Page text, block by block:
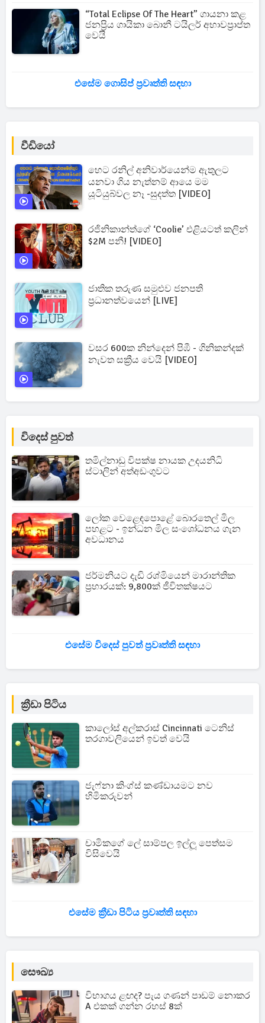
“Total Eclipse Of The Heart” ගායනා කළ
ජනප්‍රිය ගායිකා බොනී ටයිලර් අභාවප්‍රාප්ත
වෙයි
එසේම ගොසිප් ප්‍රවෘත්ති සඳහා
වීඩියෝ
හෙට රනිල් අනිවාර්යෙන්ම ඇතුලට
යනවා ගිය නැත්නම් ආයෙ මම
යූටියුබ්වල නෑ -සුදත්ත [VIDEO]
රජිනිකාන්ත්ගේ ‘Coolie’ එළියටත් කලින්
$2M පනී! [VIDEO]
ජාතික තරුණ සමුළුව ජනපති
ප්‍රධානත්වයෙන් [LIVE]
වසර 600ක නින්දෙන් පිඹී - ගිනිකන්දක්
නැවත සක්‍රීය වෙයි [VIDEO]
විදෙස් පුවත්
තමිල්නාඩු විපක්ෂ නායක උදයනිධි
ස්ටාලින් අත්අඩංගුවට
ලෝක වෙළෙඳපොළේ බොරතෙල් මිල
පහළට - ඉන්ධන මිල සංශෝධනය ගැන
අවධානය
ජර්මනියට දැඩි රශ්මියෙන් මාරාන්තික
ප්‍රහාරයක්: 9,800ක් ජීවිතක්ෂයට
එසේම විදෙස් පුවත් ප්‍රවෘත්ති සඳහා
ක්‍රීඩා පිටිය
කාලෝස් අල්කරාස් Cincinnati ටෙනිස්
තරගාවලියෙන් ඉවත් වෙයි
ජැෆ්නා කිංග්ස් කණ්ඩායමට නව
හිමිකරුවන්
චාමිකගේ ලේ සාම්පල ඉල්ලූ පෙත්සම
විසිවෙයි
එසේම ක්‍රීඩා පිටිය ප්‍රවෘත්ති සඳහා
සෞඛ්‍ය
විභාගය ළඟද? පැය ගණන් පාඩම් නොකර
A එකක් ගන්න රහස් 8ක්